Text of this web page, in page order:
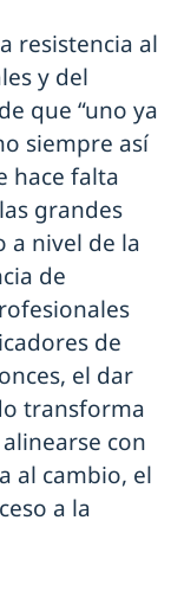
resistencia al
y del
que “uno ya
siempre así
hace falta
grandes
a nivel de la
de
de
el dar
transforma
con
al cambio, el
a la